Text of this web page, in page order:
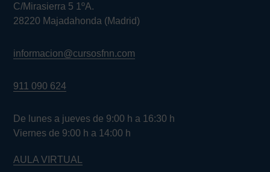
C/Mirasierra 5 1ºA.
28220 Majadahonda (Madrid)
informacion@cursosfnn.com
911 090 624
De lunes a jueves de 9:00 h a 16:30 h
Viernes de 9:00 h a 14:00 h
AULA VIRTUAL